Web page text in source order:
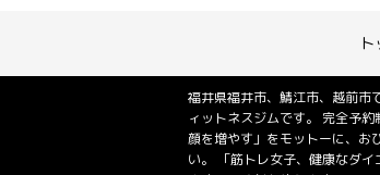
ト
福井県福井市、鯖江市、越前市
ィットネスジムです。 完全予
顔を増やす」をモットーに、お
い。 「筋トレ女子、健康なダ